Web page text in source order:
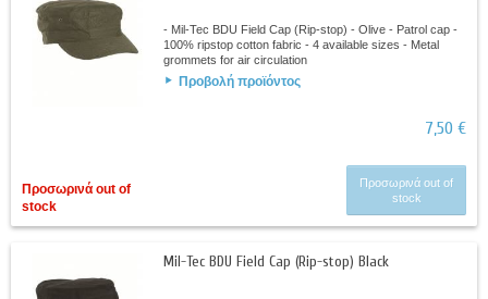
- Mil-Tec BDU Field Cap (Rip-stop) - Olive - Patrol cap -
100% ripstop cotton fabric - 4 available sizes - Metal
grommets for air circulation
Προβολή προϊόντος
7,50 €
Προσωρινά out of
stock
Προσωρινά out of
stock
Mil-Tec BDU Field Cap (Rip-stop) Black